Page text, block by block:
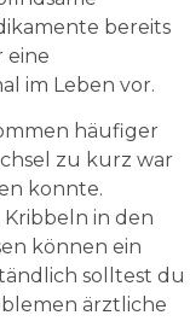
bereits
eine
im Leben vor.
häufiger
zu kurz war
konnte.
Kribbeln in den
können ein
solltest du
ärztliche